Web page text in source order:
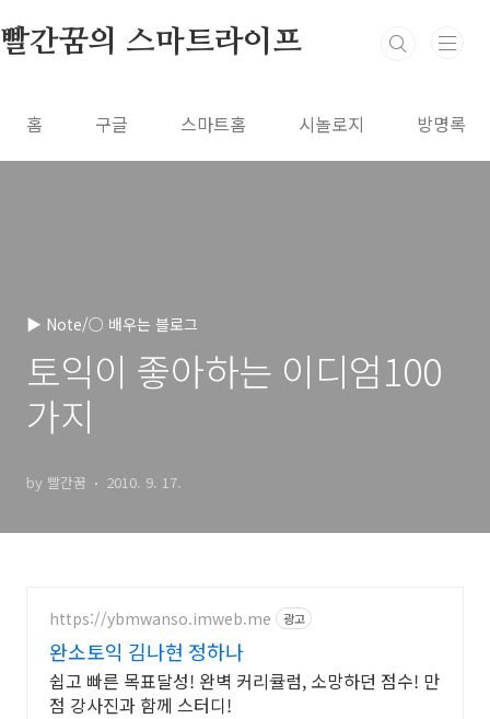
빨간꿈의 스마트라이프
홈 구글 스마트홈 시놀로지 방명록
▶ Note/○ 배우는 블로그
토익이 좋아하는 이디엄100
가지
by 빨간꿈 2010. 9. 17.
https://ybmwanso.imweb.me 광고
완소토익 김나현 정하나
쉽고 빠른 목표달성! 완벽 커리큘럼, 소망하던 점수! 만
점 강사진과 함께 스터디!